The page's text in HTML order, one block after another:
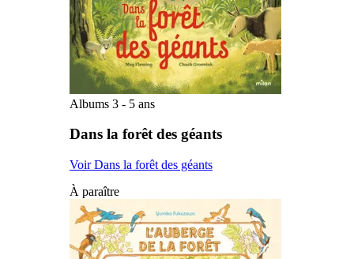
Albums 3 - 5 ans
Dans la forêt des géants
Voir Dans la forêt des géants
À paraître